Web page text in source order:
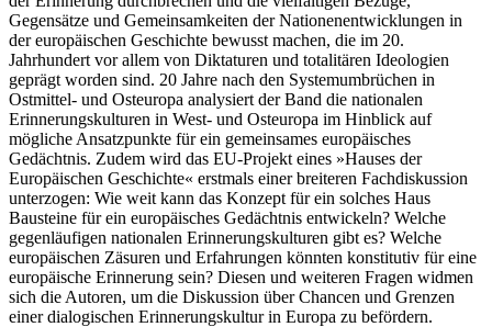
Gegensätze und Gemeinsamkeiten der Nationenentwicklungen in
der europäischen Geschichte bewusst machen, die im 20.
Jahrhundert vor allem von Diktaturen und totalitären Ideologien
geprägt worden sind. 20 Jahre nach den Systemumbrüchen in
Ostmittel- und Osteuropa analysiert der Band die nationalen
Erinnerungskulturen in West- und Osteuropa im Hinblick auf
mögliche Ansatzpunkte für ein gemeinsames europäisches
Gedächtnis. Zudem wird das EU-Projekt eines »Hauses der
Europäischen Geschichte« erstmals einer breiteren Fachdiskussion
unterzogen: Wie weit kann das Konzept für ein solches Haus
Bausteine für ein europäisches Gedächtnis ent­wickeln? Welche
gegenläufigen nationalen Erinnerungskulturen gibt es? Welche
europäischen Zäsuren und Erfahrungen könnten konstitutiv für eine
europäische Erinnerung sein? Diesen und weiteren Fragen widmen
sich die Autoren, um die Diskussion über Chancen und Grenzen
einer dialogischen Erinnerungskultur in Europa zu befördern.